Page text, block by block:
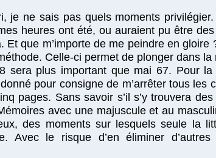
je ne sais pas quels moments privilégier.
heures ont été, ou auraient pu être
que m’importe de me peindre en gloire
Celle-ci permet de plonger dans la
sera plus important que mai 67. Pour la
pour consigne de m’arrêter tous les
pages. Sans savoir s’il s’y trouvera des
avec une majuscule et au
des moments sur lesquels seule la
Avec le risque d’en éliminer